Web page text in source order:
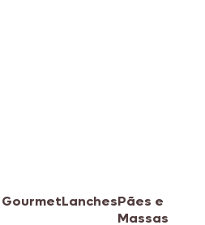
GourmetLanchesPães e
Massas